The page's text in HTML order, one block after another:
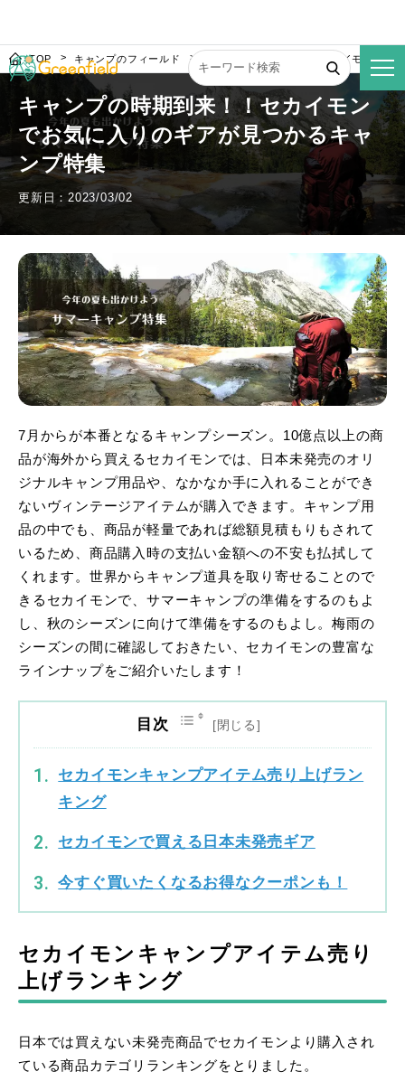
TOP キャンプのフィールド キャンプの時期到来！！セカイモンでお
キャンプの時期到来！！セカイモン
でお気に入りのギアが見つかるキャ
ンプ特集
更新日：2023/03/02
7月からが本番となるキャンプシーズン。10億点以上の商
品が海外から買えるセカイモンでは、日本未発売のオリ
ジナルキャンプ用品や、なかなか手に入れることができ
ないヴィンテージアイテムが購入できます。キャンプ用
品の中でも、商品が軽量であれば総額見積もりもされて
いるため、商品購入時の支払い金額への不安も払拭して
くれます。世界からキャンプ道具を取り寄せることので
きるセカイモンで、サマーキャンプの準備をするのもよ
し、秋のシーズンに向けて準備をするのもよし。梅雨の
シーズンの間に確認しておきたい、セカイモンの豊富な
ラインナップをご紹介いたします！
目次
セカイモンキャンプアイテム売り上げラン
キング
セカイモンで買える日本未発売ギア
今すぐ買いたくなるお得なクーポンも！
セカイモンキャンプアイテム売り
上げランキング
日本では買えない未発売商品でセカイモンより購入され
ている商品カテゴリランキングをとりました。